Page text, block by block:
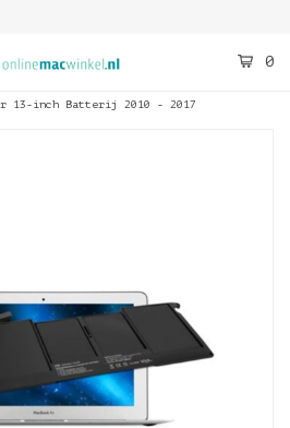
0
13-inch Batterij 2010 - 2017